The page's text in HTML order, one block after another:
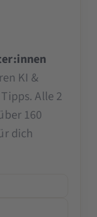
KI &
Alle 2
160
dich